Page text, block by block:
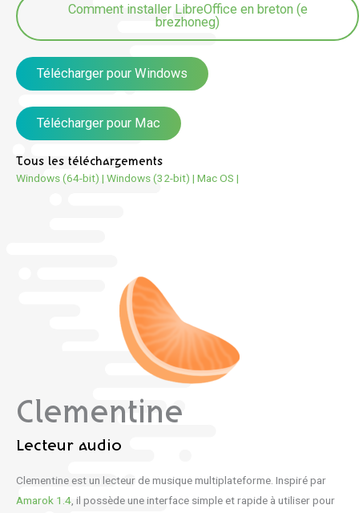
Comment installer LibreOffice en breton (e
brezhoneg)
Télécharger pour Windows
Télécharger pour Mac
Tous les téléchargements
Windows (64-bit) | Windows (32-bit) | Mac OS |
Clementine
Lecteur audio
Clementine est un lecteur de musique multiplateforme. Inspiré par
Amarok 1.4 , il possède une interface simple et rapide à utiliser pour